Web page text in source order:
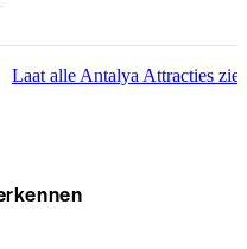
Laat alle Antalya Attracties